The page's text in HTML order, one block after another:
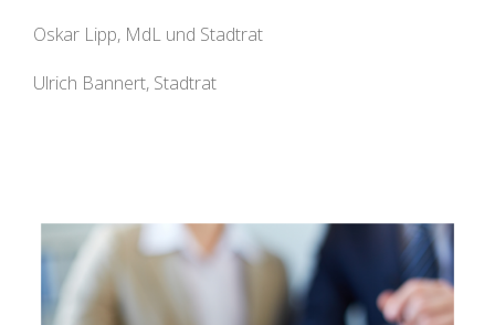
Oskar Lipp, MdL und Stadtrat
Ulrich Bannert, Stadtrat